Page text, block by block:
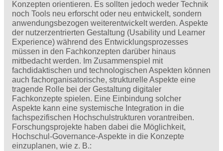
Konzepten orientieren. Es sollten jedoch weder Technik
noch Tools neu erforscht oder neu entwickelt, sondern
anwendungsbezogen weiterentwickelt werden. Aspekte
der nutzerzentrierten Gestaltung (Usability und Learner
Experience) während des Entwicklungsprozesses
müssen in den Fachkonzepten darüber hinaus
mitbedacht werden. Im Zusammenspiel mit
fachdidaktischen und technologischen Aspekten können
auch fachorganisatorische, strukturelle Aspekte eine
tragende Rolle bei der Gestaltung digitaler
Fachkonzepte spielen. Eine Einbindung solcher
Aspekte kann eine systemische Integration in die
fachspezifischen Hochschulstrukturen vorantreiben.
Forschungsprojekte haben dabei die Möglichkeit,
Hochschul-Governance-Aspekte in die Konzepte
einzuplanen, wie z. B.: